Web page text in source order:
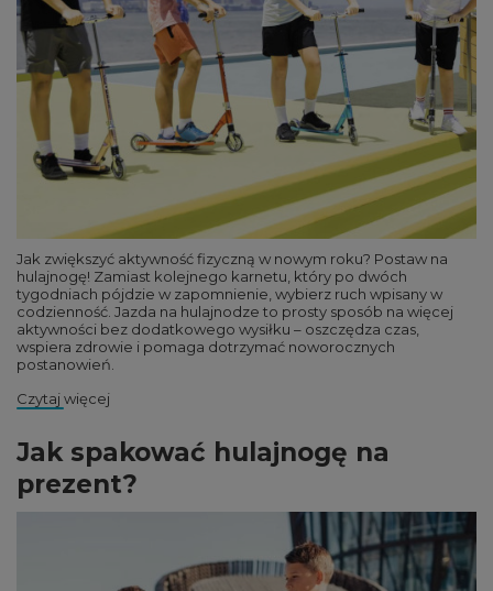
Jak zwiększyć aktywność fizyczną w nowym roku? Postaw na
hulajnogę! Zamiast kolejnego karnetu, który po dwóch
tygodniach pójdzie w zapomnienie, wybierz ruch wpisany w
codzienność. Jazda na hulajnodze to prosty sposób na więcej
aktywności bez dodatkowego wysiłku – oszczędza czas,
wspiera zdrowie i pomaga dotrzymać noworocznych
postanowień.
Czytaj więcej
Jak spakować hulajnogę na
prezent?